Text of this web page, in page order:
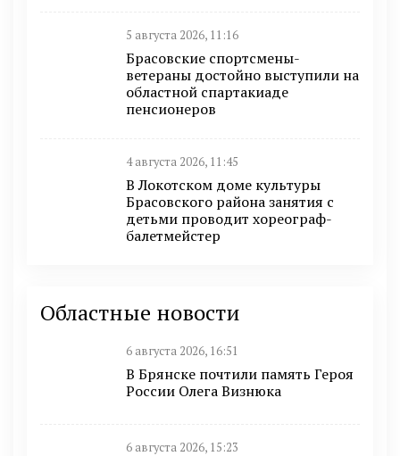
5 августа 2026, 11:16
Брасовские спортсмены-
ветераны достойно выступили на
областной спартакиаде
пенсионеров
4 августа 2026, 11:45
В Локотском доме культуры
Брасовского района занятия с
детьми проводит хореограф-
балетмейстер
Областные новости
6 августа 2026, 16:51
В Брянске почтили память Героя
России Олега Визнюка
6 августа 2026, 15:23